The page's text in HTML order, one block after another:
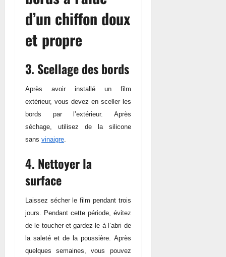
d’un chiffon doux
et propre
3. Scellage des bords
Après avoir installé un film
extérieur, vous devez en sceller les
bords par l’extérieur. Après
séchage, utilisez de la silicone
sans vinaigre.
4. Nettoyer la
surface
Laissez sécher le film pendant trois
jours. Pendant cette période, évitez
de le toucher et gardez-le à l’abri de
la saleté et de la poussière. Après
quelques semaines, vous pouvez